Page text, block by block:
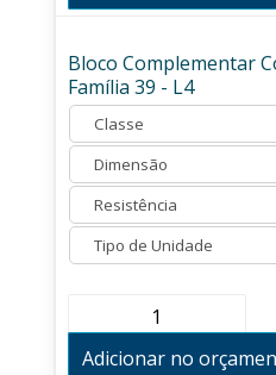
-
39
-
L9
quantidade
Bloco Complementar
Família 39 - L4
Complementar
Compensador
Adicionar no